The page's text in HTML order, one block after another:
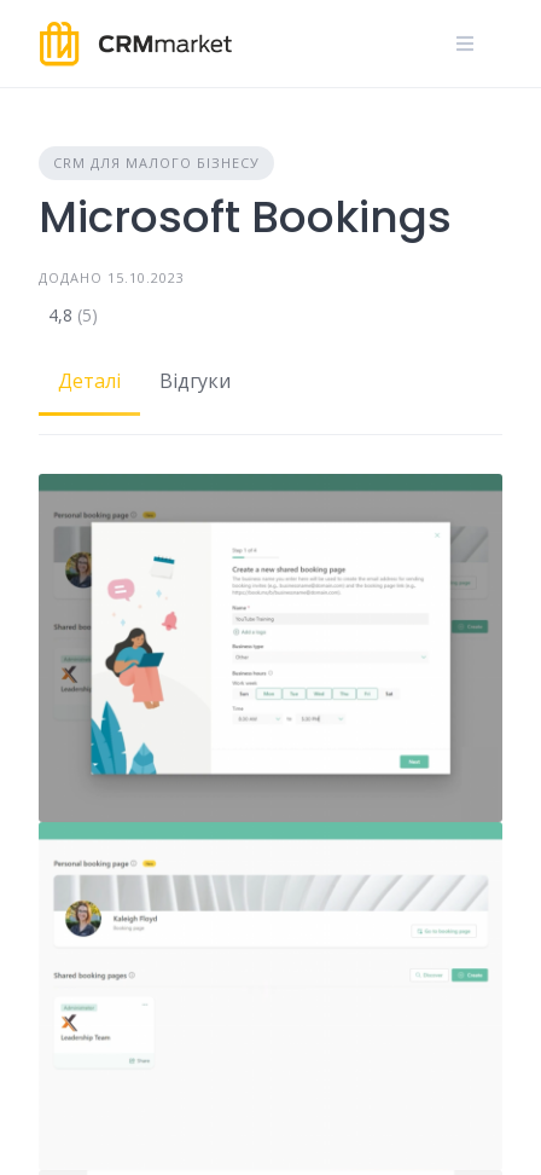
content
CRM ДЛЯ МАЛОГО БІЗНЕСУ
Microsoft Bookings
ДОДАНО 15.10.2023
4,8 (5)
Деталі Відгуки